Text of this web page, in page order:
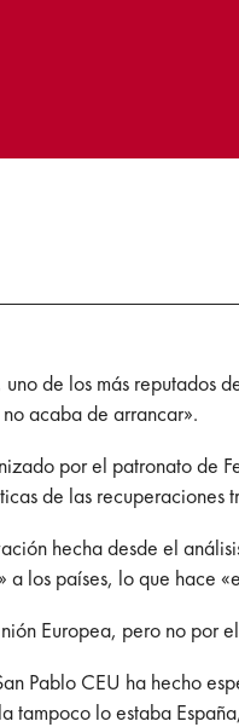
de los más
acaba de arrancar».
por el patronato de
de las
hecha desde el
los países, lo que hace
Europea, pero no por
Pablo CEU ha hecho
tampoco lo estaba